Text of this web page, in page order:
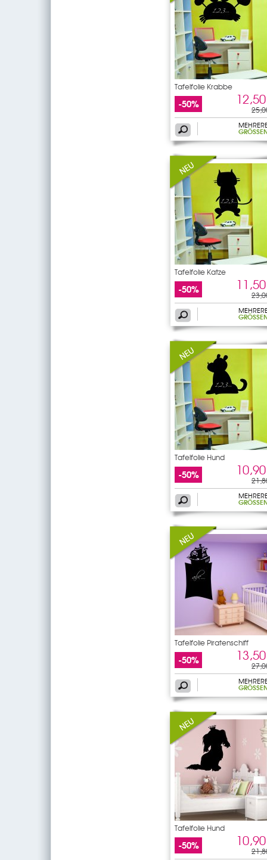
Tafelfolie Krabbe
-50%
GRÖSSEN
Tafelfolie Katze
-50%
GRÖSSEN
Tafelfolie Hund
-50%
GRÖSSEN
Tafelfolie Piratenschiff
-50%
GRÖSSEN
Tafelfolie Hund
-50%